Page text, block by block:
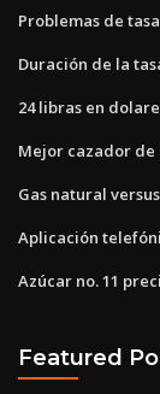
Problemas de
Duración de la
24 libras en
Mejor cazador
Gas natural
Aplicación
Azúcar no. 11
Featured